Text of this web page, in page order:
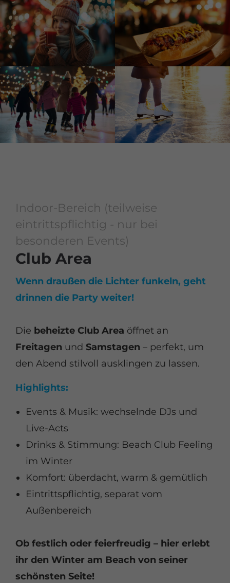
Indoor-Bereich (teilweise
eintrittspflichtig - nur bei
besonderen Events)
Club Area
Wenn draußen die Lichter funkeln, geht
drinnen die Party weiter!
Die beheizte Club Area öffnet an
Freitagen und Samstagen – perfekt, um
den Abend stilvoll ausklingen zu lassen.
Highlights:
⁠Events & Musik: wechselnde DJs und
Live-Acts
⁠Drinks & Stimmung: Beach Club Feeling
im Winter
⁠Komfort: überdacht, warm & gemütlich
⁠Eintrittspflichtig, separat vom
Außenbereich
Ob festlich oder feierfreudig – hier erlebt
ihr den Winter am Beach von seiner
schönsten Seite!